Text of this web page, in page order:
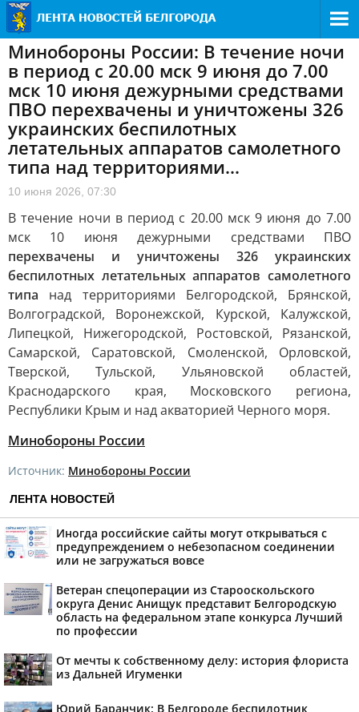
Минобороны России: В течение ночи
в период с 20.00 мск 9 июня до 7.00
мск 10 июня дежурными средствами
ПВО перехвачены и уничтожены 326
украинских беспилотных
летательных аппаратов самолетного
типа над территориями...
10 июня 2026, 07:30
В течение ночи в период с 20.00 мск 9 июня до 7.00
мск 10 июня дежурными средствами ПВО
перехвачены и уничтожены 326 украинских
беспилотных летательных аппаратов самолетного
типа над территориями Белгородской, Брянской,
Волгоградской, Воронежской, Курской, Калужской,
Липецкой, Нижегородской, Ростовской, Рязанской,
Самарской, Саратовской, Смоленской, Орловской,
Тверской, Тульской, Ульяновской областей,
Краснодарского края, Московского региона,
Республики Крым и над акваторией Черного моря.
Минобороны России
Источник: Минобороны России
ЛЕНТА НОВОСТЕЙ
Иногда российские сайты могут открываться с
предупреждением о небезопасном соединении
или не загружаться вовсе
Ветеран спецоперации из Старооскольского
округа Денис Анищук представит Белгородскую
область на федеральном этапе конкурса Лучший
по профессии
От мечты к собственному делу: история флориста
из Дальней Игуменки
Юрий Баранчик: В Белгороде беспилотник